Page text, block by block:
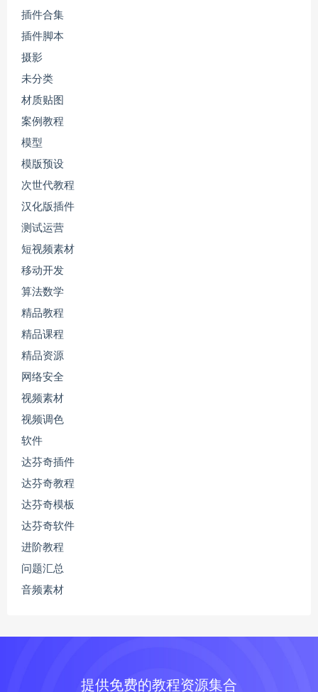
插件合集
插件脚本
摄影
未分类
材质贴图
案例教程
模型
模版预设
次世代教程
汉化版插件
测试运营
短视频素材
移动开发
算法数学
精品教程
精品课程
精品资源
网络安全
视频素材
视频调色
软件
达芬奇插件
达芬奇教程
达芬奇模板
达芬奇软件
进阶教程
问题汇总
音频素材
提供免费的教程资源集合